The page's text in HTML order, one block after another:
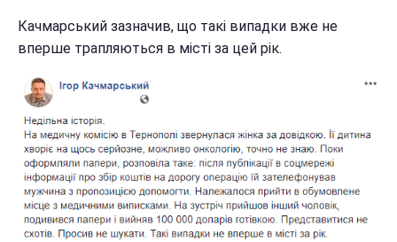
Качмарський зазначив, що такі випадки вже не
вперше трапляються в місті за цей рік.